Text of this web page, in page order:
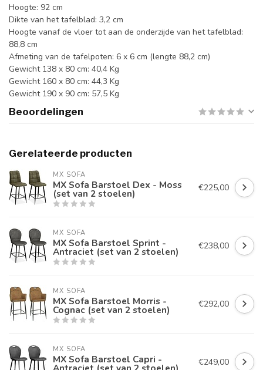
Hoogte: 92 cm
Dikte van het tafelblad: 3,2 cm
Hoogte vanaf de vloer tot aan de onderzijde van het tafelblad:
88,8 cm
Afmeting van de tafelpoten: 6 x 6 cm (lengte 88,2 cm)
Gewicht 138 x 80 cm: 40,4 Kg
Gewicht 160 x 80 cm: 44,3 Kg
Gewicht 190 x 90 cm: 57,5 Kg
Beoordelingen
Gerelateerde producten
MX SOFA
MX Sofa Barstoel Dex - Moss
(set van 2 stoelen) €225,00
MX SOFA
MX Sofa Barstoel Sprint -
Antraciet (set van 2 stoelen) €238,00
MX SOFA
MX Sofa Barstoel Morris -
Cognac (set van 2 stoelen) €292,00
MX SOFA
MX Sofa Barstoel Capri - €249,00